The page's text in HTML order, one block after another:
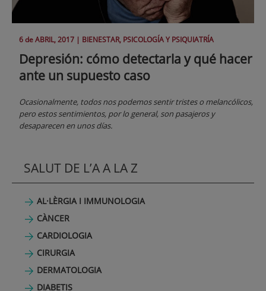
6 deABRIL, 2017 | BIENESTAR, PSICOLOGÍA Y PSIQUIATRÍA
Depresión: cómo detectarla y qué hacer
ante un supuesto caso
Ocasionalmente, todos nos podemos sentir tristes o melancólicos,
pero estos sentimientos, por lo general, son pasajeros y
desaparecen en unos días.
SALUT DE L’A A LA Z
AL·LÈRGIA I IMMUNOLOGIA
CÀNCER
CARDIOLOGIA
CIRURGIA
DERMATOLOGIA
DIABETIS